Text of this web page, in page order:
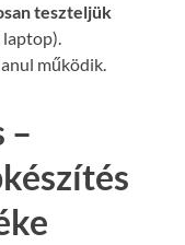
teszteljük
laptop).
működik.
–